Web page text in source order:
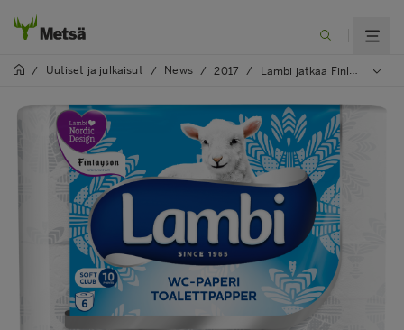
/ Uutiset ja julkaisut / News / 2017 / Lambi jatkaa Finlayson-yhteistyötä – Sami Vullin Juhla-kuosi painetaan Lambin talous- ja wc-papereihin